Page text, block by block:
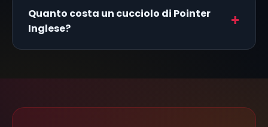
Quanto costa un cucciolo di Pointer
Inglese?